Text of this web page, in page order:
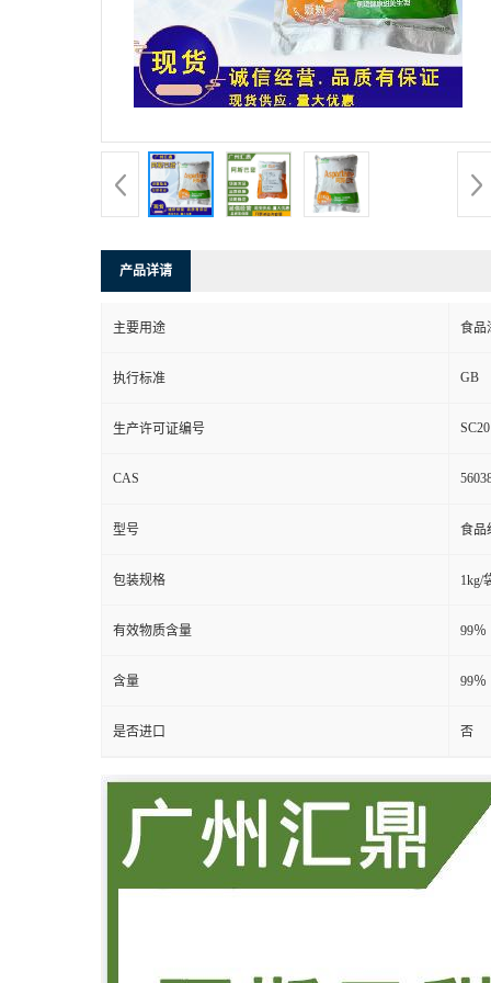
产品详请
主要用途 食品
执行标准 GB
生产许可证编号
CAS
型号 食品
包装规格 1kg/
有效物质含量 99％
含量 99％
是否进口 否